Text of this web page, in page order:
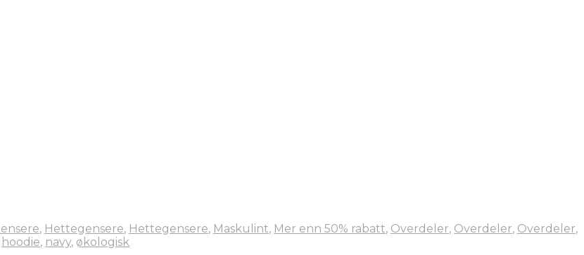
, Hettegensere, Hettegensere, Maskulint, Mer enn 50% rabatt, Overdeler, Overdeler, Overdeler,
hoodie, navy, økologisk